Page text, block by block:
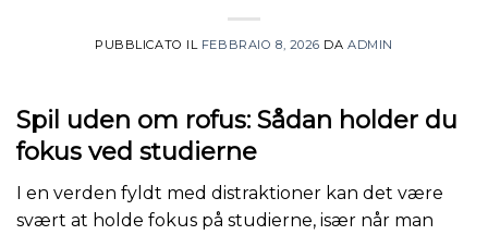
PUBBLICATO IL FEBBRAIO 8, 2026 DAADMIN
Spil uden om rofus: Sådan holder du
fokus ved studierne
I en verden fyldt med distraktioner kan det være
svært at holde fokus på studierne, især når man